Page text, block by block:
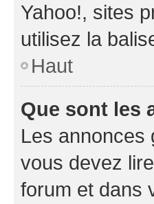
Yahoo!, sites
utilisez la
Haut
Que sont les
Les annonces
vous devez
forum et dans